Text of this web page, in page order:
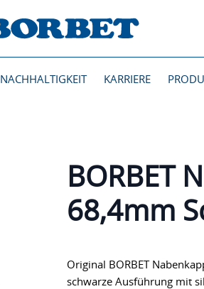
NACHHALTIGKEIT KARRIERE
BORBET
68,4mm
Original BORBET
schwarze Ausführung mit